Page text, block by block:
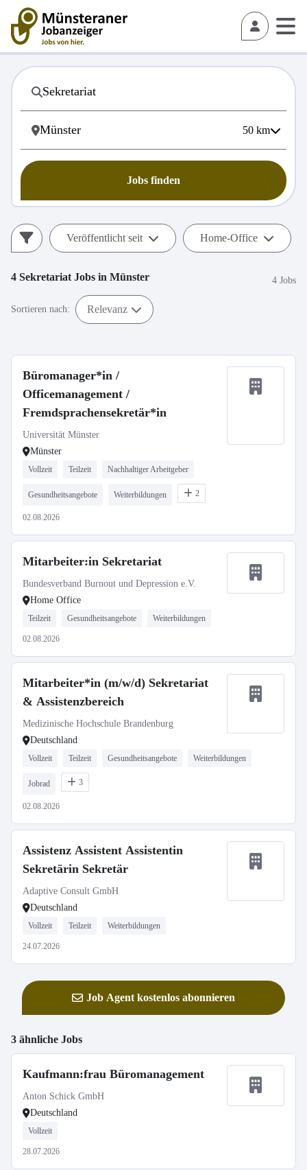
50 km
Jobs finden
Veröffentlicht seit Home-Office
4 Sekretariat Jobs in Münster 4 Jobs
Sortieren nach: Relevanz
Büromanager*in /
Officemanagement /
Fremdsprachensekretär*in
Universität Münster
Münster
Vollzeit Teilzeit Nachhaltiger Arbeitgeber
Gesundheitsangebote Weiterbildungen 2
02.08.2026
Mitarbeiter:in Sekretariat
Bundesverband Burnout und Depression e.V.
Home Office
Teilzeit Gesundheitsangebote Weiterbildungen
02.08.2026
Mitarbeiter*in (m/w/d) Sekretariat
& Assistenzbereich
Medizinische Hochschule Brandenburg
Deutschland
Vollzeit Teilzeit Gesundheitsangebote Weiterbildungen
Jobrad 3
02.08.2026
Assistenz Assistent Assistentin
Sekretärin Sekretär
Adaptive Consult GmbH
Deutschland
Vollzeit Teilzeit Weiterbildungen
24.07.2026
Job Agent kostenlos abonnieren
3 ähnliche Jobs
Kaufmann:frau Büromanagement
Anton Schick GmbH
Deutschland
Vollzeit
28.07.2026